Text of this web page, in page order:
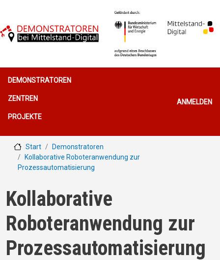
Hauptnavigation
DEMONSTRATOREN
ZENTREN
PROJEKTE
ANMELDEN
Start
Demonstratoren
Kollaborative Roboteranwendung zur
Prozessautomatisierung
Kollaborative
Roboteranwendung zur
Prozessautomatisierung